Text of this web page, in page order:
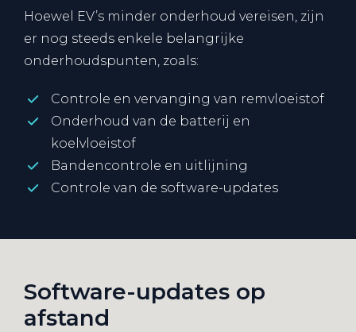
Hoewel EV’s minder onderhoud vereisen, zijn
er nog steeds enkele belangrijke
onderhoudspunten, zoals:
Controle en vervanging van remvloeistof
Onderhoud van de batterij en
koelvloeistof
Bandencontrole en uitlijning
Controle van de software-updates
Software-updates op
afstand